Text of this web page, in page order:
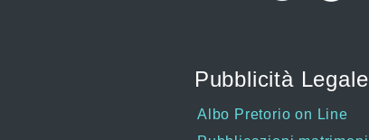
Pubblicità Legale
Albo Pretorio on Line